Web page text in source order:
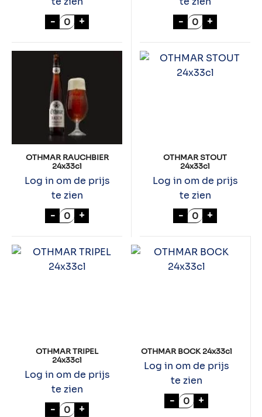
- BAVARIA IPA 0.0% 24x30cl aantal
+
- GALLIVANT
+
OTHMAR RAUCHBIER
24x33cl
Log in om de prijs
te zien
- OTHMAR RAUCHBIER 24x33cl aantal
+
OTHMAR STOUT
24x33cl
Log in om de prijs
te zien
- OTHMAR
+
OTHMAR TRIPEL
24x33cl
Log in om de prijs
te zien
- OTHMAR TRIPEL 24x33cl aantal
+
OTHMAR BOCK 24x33cl
Log in om de prijs
te zien
- OTHMAR BOCK
+